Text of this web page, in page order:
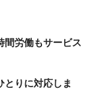
間労働もサービス
とりに対応しま